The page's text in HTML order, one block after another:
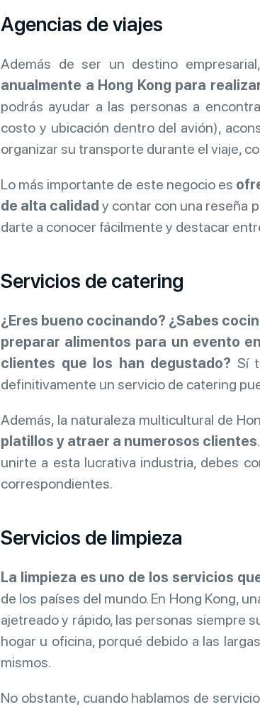
Agencias de viajes
Además de ser un destino
anualmente a Hong Kong para
podrás ayudar a las personas a
costo y ubicación dentro del avión),
organizar su transporte durante el viaje,
Lo más importante de este negocio es
de alta calidad y contar con una reseña
darte a conocer fácilmente y destacar
Servicios de catering
¿Eres bueno cocinando? ¿Sabes
preparar alimentos para un evento
clientes que los han degustado? Sí
definitivamente un servicio de catering
Además, la naturaleza multicultural de
platillos y atraer a numerosos clientes
unirte a esta lucrativa industria, debes
correspondientes.
Servicios de limpieza
La limpieza es uno de los servicios
de los países del mundo. En Hong Kong,
ajetreado y rápido, las personas siempre
hogar u oficina, porqué debido a las
mismos.
No obstante, cuando hablamos de